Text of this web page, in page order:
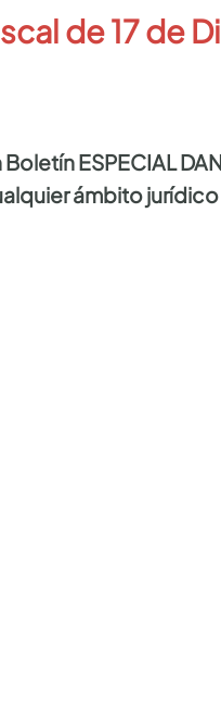
de 17de
ESPECIAL
ámbito jurídico